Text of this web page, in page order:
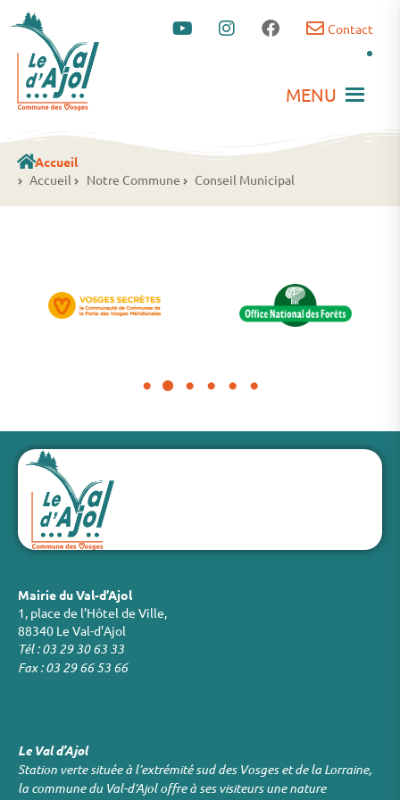
Contact
MENU
Accueil
Accueil
Notre Commune Conseil Municipal
Mairie du Val-d’Ajol
1, place de l’Hôtel de Ville,
88340 Le Val-d’Ajol
Tél : 03 29 30 63 33
Fax : 03 29 66 53 66
Le Val d’Ajol
Station verte située à l’extrémité sud des Vosges et de la Lorraine,
la commune du Val-d’Ajol offre à ses visiteurs une nature